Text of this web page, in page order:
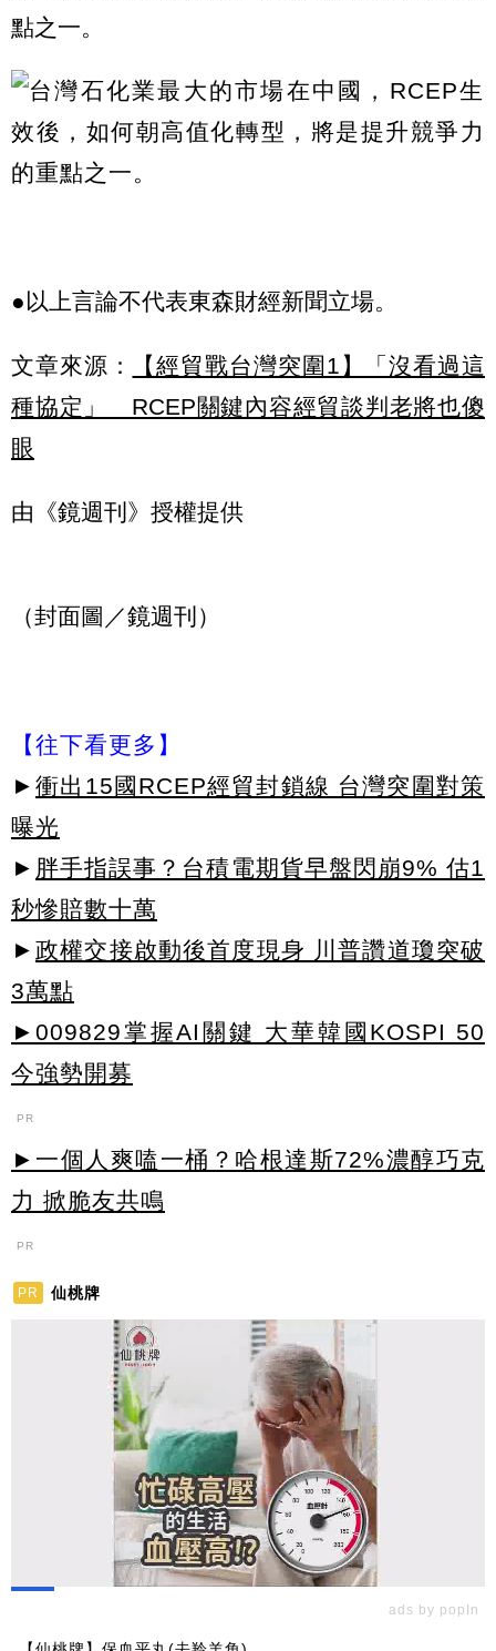
點之一。
●以上言論不代表東森財經新聞立場。
文章來源：
【經貿戰台灣突圍1】「沒看過這
種協定」 RCEP關鍵內容經貿談判老將也傻
眼
由《鏡週刊》授權提供
（封面圖／鏡週刊）
【往下看更多】
► 衝出15國RCEP經貿封鎖線 台灣突圍對策
曝光
► 胖手指誤事？台積電期貨早盤閃崩9% 估1
秒慘賠數十萬
► 政權交接啟動後首度現身 川普讚道瓊突破
3萬點
►009829掌握AI關鍵 大華韓國KOSPI 50
今強勢開募
PR
►一個人爽嗑一桶？哈根達斯72%濃醇巧克
力 掀脆友共鳴
PR
PR 仙桃牌
ads by popIn